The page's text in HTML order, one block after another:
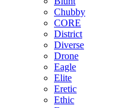
Chubby
CORE
District
Diverse
Drone
Eagle
Elite
Eretic
Ethic